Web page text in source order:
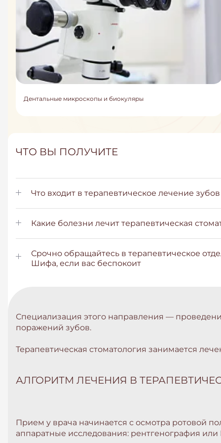
Дентальные микроскопы и биокуляры
ЧТО ВЫ ПОЛУЧИТЕ
Что входит в терапевтическое лечение зубов
Какие болезни лечит терапевтическая
Срочно обращайтесь в терапевтическое
Шифа, если вас беспокоит
Специализация этого направления —
поражений зубов.
Терапевтическая стоматология занимается
АЛГОРИТМ ЛЕЧЕНИЯ В
Прием у врача начинается с осмотра ротовой
аппаратные исследования: рентгенография